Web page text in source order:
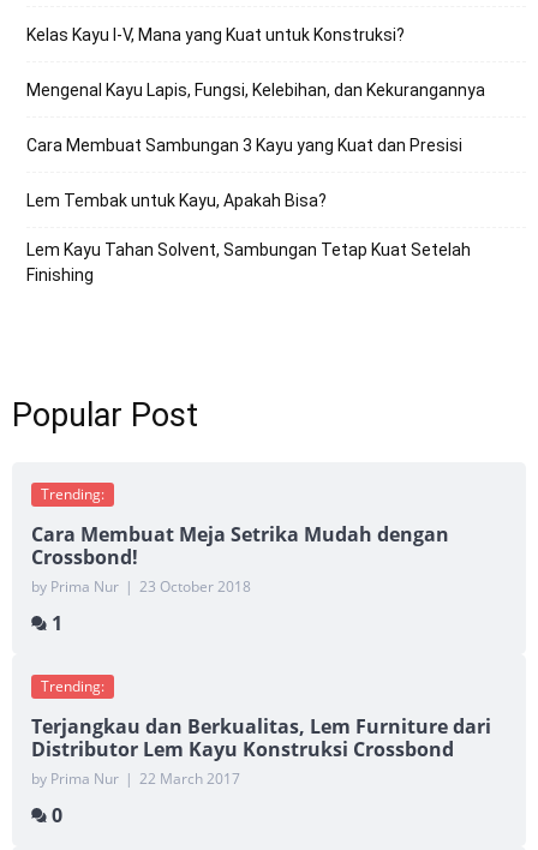
Kelas Kayu I-V, Mana yang Kuat untuk Konstruksi?
Mengenal Kayu Lapis, Fungsi, Kelebihan, dan Kekurangannya
Cara Membuat Sambungan 3 Kayu yang Kuat dan Presisi
Lem Tembak untuk Kayu, Apakah Bisa?
Lem Kayu Tahan Solvent, Sambungan Tetap Kuat Setelah
Finishing
Popular Post
Trending:
Cara Membuat Meja Setrika Mudah dengan
Crossbond!
by Prima Nur | 23 October 2018
1
Trending:
Terjangkau dan Berkualitas, Lem Furniture dari
Distributor Lem Kayu Konstruksi Crossbond
by Prima Nur | 22 March 2017
0